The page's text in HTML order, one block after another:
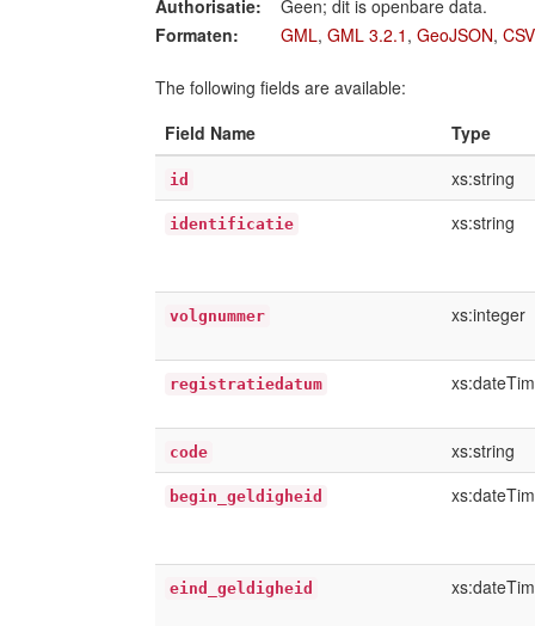
Authorisatie:
Geen; dit is openbare data.
Formaten:
GML, GML 3.2.1 , GeoJSON, CSV
The following fields are available:
Field Name
Type
id xs:string
identificatie xs:string
volgnummer xs:integer
registratiedatum
code xs:string
begin_geldigheid
eind_geldigheid